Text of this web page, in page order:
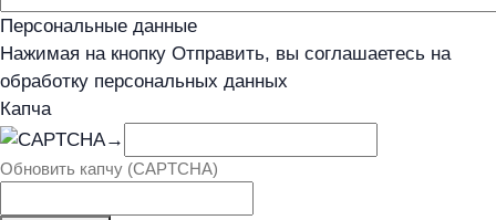
Персональные данные
Нажимая на кнопку Отправить, вы соглашаетесь на
обработку персональных данных
Капча
→
Обновить капчу (CAPTCHA)